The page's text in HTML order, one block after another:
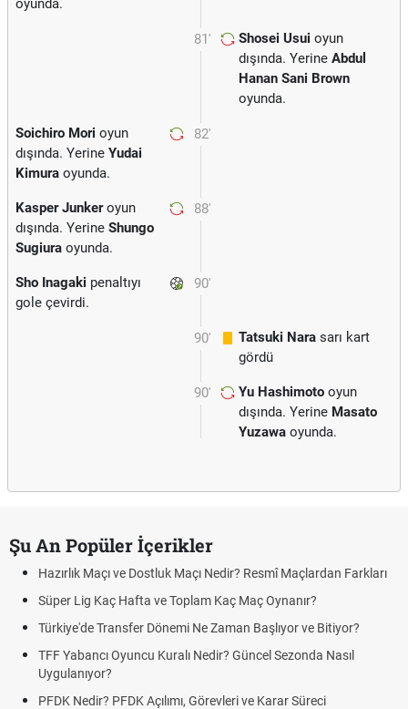
oyunda.
81' Shosei Usui oyun
dışında. Yerine Abdul
Hanan Sani Brown
oyunda.
82'
Soichiro Mori oyun
dışında. Yerine Yudai
Kimura oyunda.
88'
Kasper Junkeroyun
dışında. Yerine Shungo
Sugiura oyunda.
90'
Sho Inagaki penaltıyı
gole çevirdi.
90' Tatsuki Nara sarı kart
gördü
90' Yu Hashimoto oyun
dışında. Yerine Masato
Yuzawa oyunda.
Şu An Popüler İçerikler
Hazırlık Maçı ve Dostluk Maçı Nedir? Resmî Maçlardan Farkları
Süper Lig Kaç Hafta ve Toplam Kaç Maç Oynanır?
Türkiye'de Transfer Dönemi Ne Zaman Başlıyor ve Bitiyor?
TFF Yabancı Oyuncu Kuralı Nedir? Güncel Sezonda Nasıl
Uygulanıyor?
PFDK Nedir? PFDK Açılımı, Görevleri ve Karar Süreci